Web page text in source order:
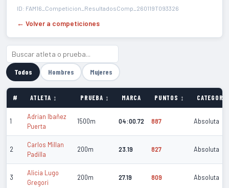
ID: FAM16_Competicion_ResultadosComp_260119T093326
← Volver a competiciones
Todos Hombres Mujeres
# ATLETA ↕ PRUEBA ↕ MARCA PUNTOS ↕
1
Adrian Ibañez
Puerta
1500m 04:00.72 887 Absoluta
2
Carlos Millan
Padilla
200m 23.19 827 Absoluta
3
Alicia Lugo
Gregori
200m 27.19 809 Absoluta